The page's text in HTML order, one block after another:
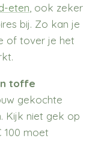
eten , ook zeker
bij. Zo kan je
of tover je het
toffe
gekochte
Kijk niet gek op
moet